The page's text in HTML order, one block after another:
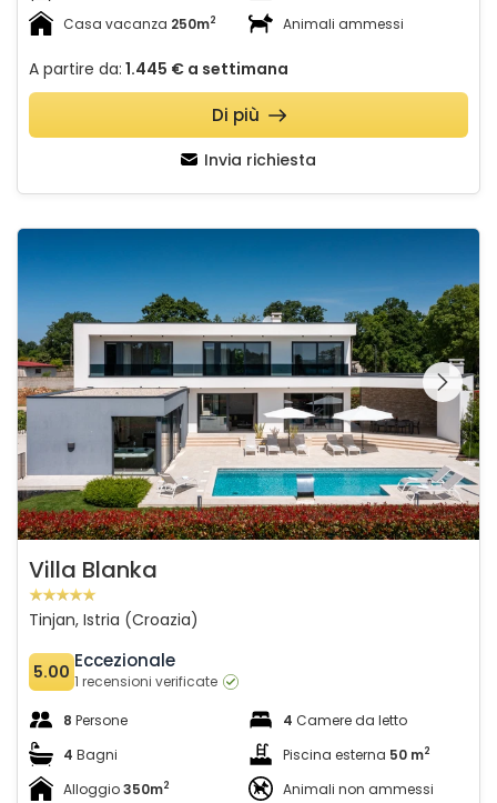
Casa vacanza 250m2 Animali ammessi
A partire da: 1.445 € a settimana
Invia richiesta
Di più
Guardate l'intera
galleria sulla
Villa Blanka
Tinjan, Istria (Croazia)
5.00 Eccezionale
1 recensioni verificate
8 Persone 4 Camere da letto
4 Bagni Piscina esterna 50 m2
Alloggio350m2 Animali non ammessi